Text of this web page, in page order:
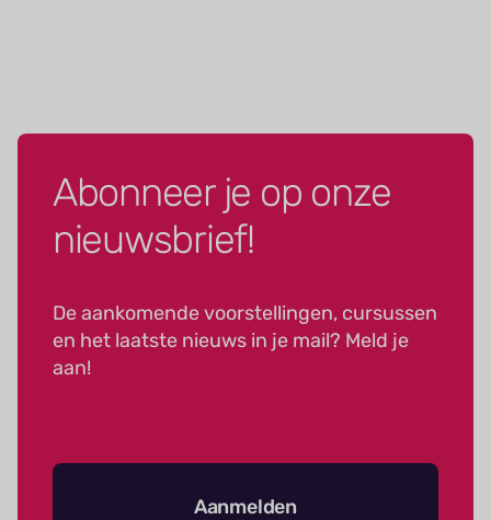
Abonneer je op onze
nieuwsbrief!
De aankomende voorstellingen, cursussen
en het laatste nieuws in je mail? Meld je
aan!
Aanmelden